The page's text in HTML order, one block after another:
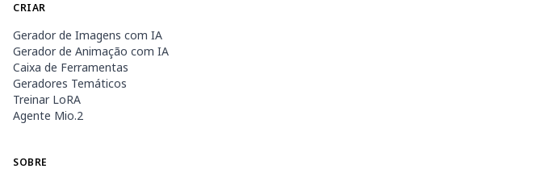
CRIAR
Gerador de Imagens com IA
Gerador de Animação com IA
Caixa de Ferramentas
Geradores Temáticos
Treinar LoRA
Agente Mio.2
SOBRE